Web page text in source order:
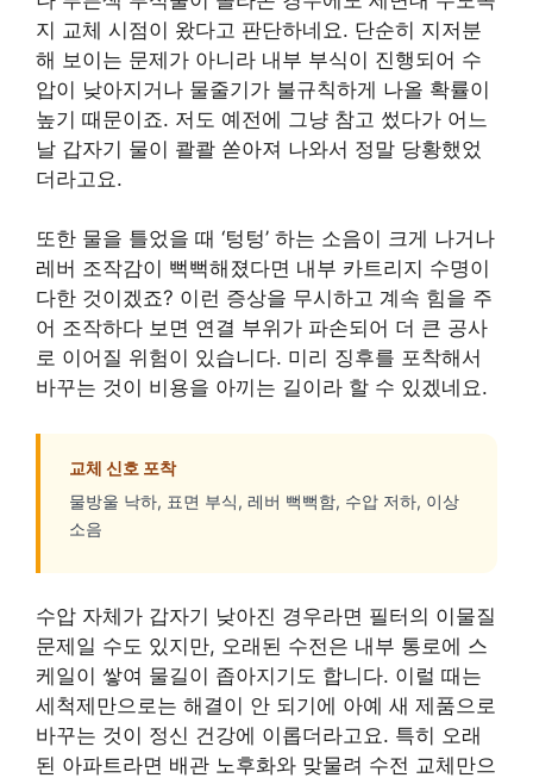
지 교체 시점이 왔다고 판단하네요. 단순히 지저분
해 보이는 문제가 아니라 내부 부식이 진행되어 수
압이 낮아지거나 물줄기가 불규칙하게 나올 확률이
높기 때문이죠. 저도 예전에 그냥 참고 썼다가 어느
날 갑자기 물이 콸콸 쏟아져 나와서 정말 당황했었
더라고요.
또한 물을 틀었을 때 ‘텅텅’ 하는 소음이 크게 나거나
레버 조작감이 뻑뻑해졌다면 내부 카트리지 수명이
다한 것이겠죠? 이런 증상을 무시하고 계속 힘을 주
어 조작하다 보면 연결 부위가 파손되어 더 큰 공사
로 이어질 위험이 있습니다. 미리 징후를 포착해서
바꾸는 것이 비용을 아끼는 길이라 할 수 있겠네요.
교체 신호 포착
물방울 낙하, 표면 부식, 레버 뻑뻑함, 수압 저하, 이상
소음
수압 자체가 갑자기 낮아진 경우라면 필터의 이물질
문제일 수도 있지만, 오래된 수전은 내부 통로에 스
케일이 쌓여 물길이 좁아지기도 합니다. 이럴 때는
세척제만으로는 해결이 안 되기에 아예 새 제품으로
바꾸는 것이 정신 건강에 이롭더라고요. 특히 오래
된 아파트라면 배관 노후화와 맞물려 수전 교체만으